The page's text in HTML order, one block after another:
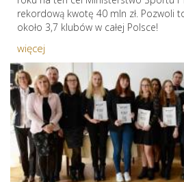
rekordową kwotę 40 mln zł. Pozwoli
około 3,7 klubów w całej Polsce!
więcej